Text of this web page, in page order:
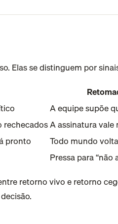
Elas se distinguem por
A equipe supõe
rechecadosA assinatura vale
pronto
Todo mundo
Pressa para “não
retorno vivo e retorno